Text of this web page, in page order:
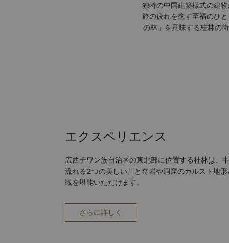
独特の中国建築様式の建
旅の疲れを癒す至福のひ
の林」を意味する桂林の
エクスペリエンス
広西チワン族自治区の東北部に位置する桂林は、
流れる2つの美しい川と奇岩や洞窟のカルスト地
観を堪能いただけます。
さらに詳しく